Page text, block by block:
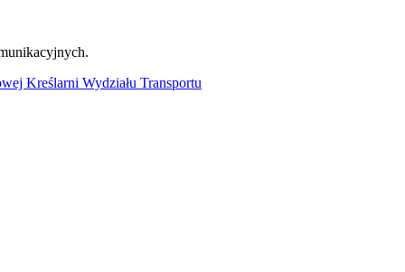
Kreślarni Wydziału Transportu